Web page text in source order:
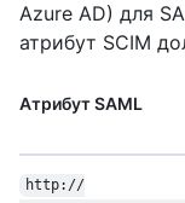
Azure AD) для
атрибут SCIM
Атрибут SAML
http://